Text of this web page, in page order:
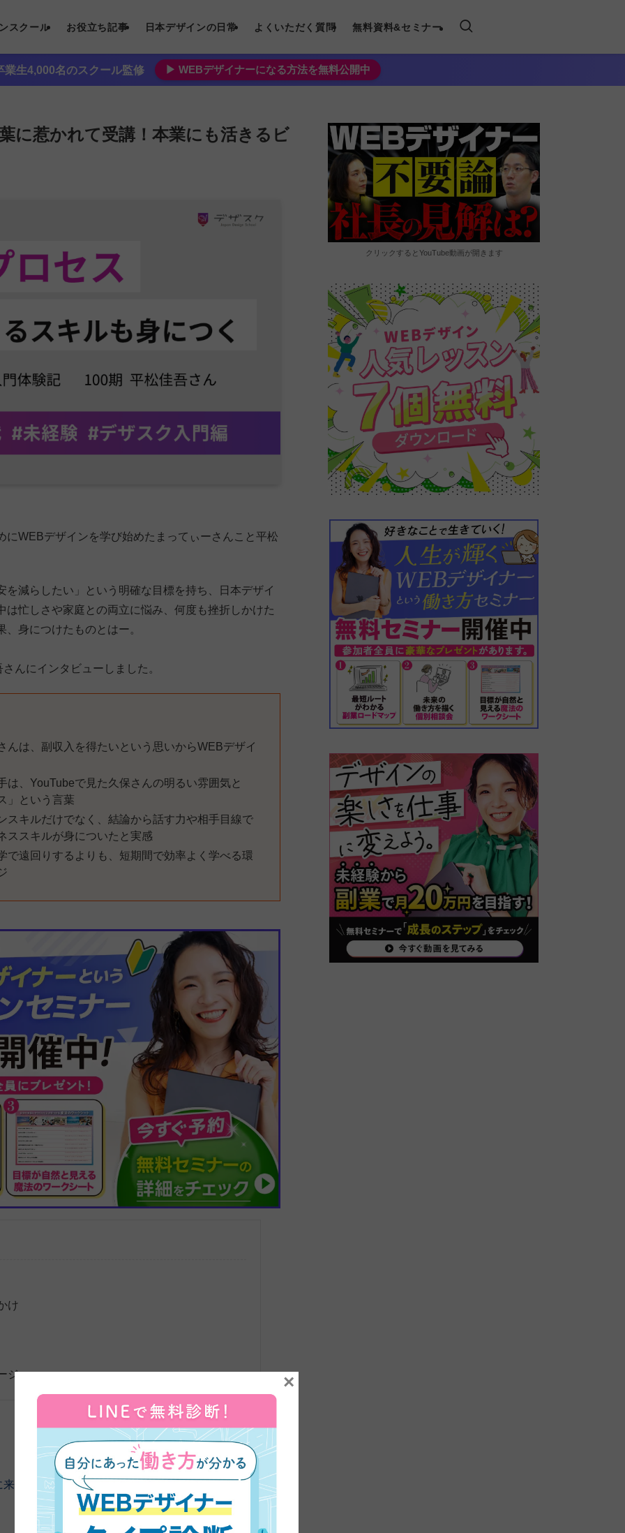
スクール お役立ち記事 日本デザインの日常 よくいただく質問 無料資料&セミナー
業生4,000名のスクール監修 ▶︎ WEBデザイナーになる方法を無料公開中
に惹かれて受講！本業にも活きるビ
WEBデザインを学び始めたまってぃーさんこと平松
減らしたい」という明確な目標を持ち、日本デザイ
忙しさや家庭との両立に悩み、何度も挫折しかけた
身につけたものとはー。
んにインタビューしました。
んは、副収入を得たいという思いからWEBデザイ
、YouTubeで見た久保さんの明るい雰囲気と
」という言葉
スキルだけでなく、結論から話す力や相手目線で
ススキルが身についたと実感
で遠回りするよりも、短期間で効率よく学べる環
け
ジ
来ていただきました。よろしくお願いします。まず
クリックするとYouTube動画が開きます
×